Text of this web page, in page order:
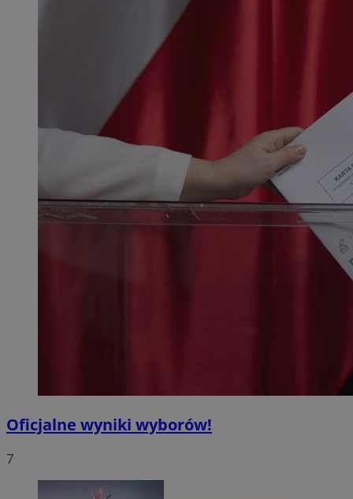
Oficjalne wyniki wyborów!
7